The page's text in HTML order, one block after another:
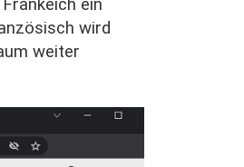
ein
wird
weiter